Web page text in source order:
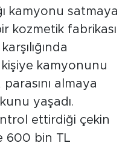
kamyonu satmaya
kozmetik fabrikası
kamyonunu
almaya
yaşadı.
ettirdiği çekin
600 bin TL